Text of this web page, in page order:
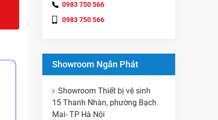
0983 750 566
0983 750 566
Showroom Ngân Phát
Showroom Thiết bị vệ sinh
15 Thanh Nhàn, phường Bạch
Mai- TP Hà Nội